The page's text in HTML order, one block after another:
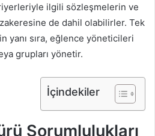
ilgili sözleşmelerin ve
de dahil olabilirler. Tek
yanı sıra, eğlence yöneticileri
grupları yönetir.
İçindekiler
Sorumlulukları